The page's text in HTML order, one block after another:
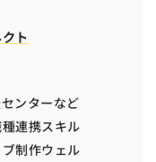
ト
ンターなど
連携スキル
制作ウェル